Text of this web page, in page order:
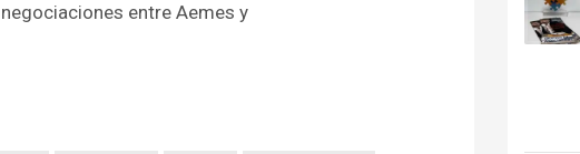
negociaciones entre Aemes y